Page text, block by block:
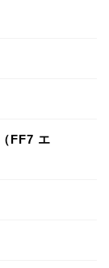
FF7 エ